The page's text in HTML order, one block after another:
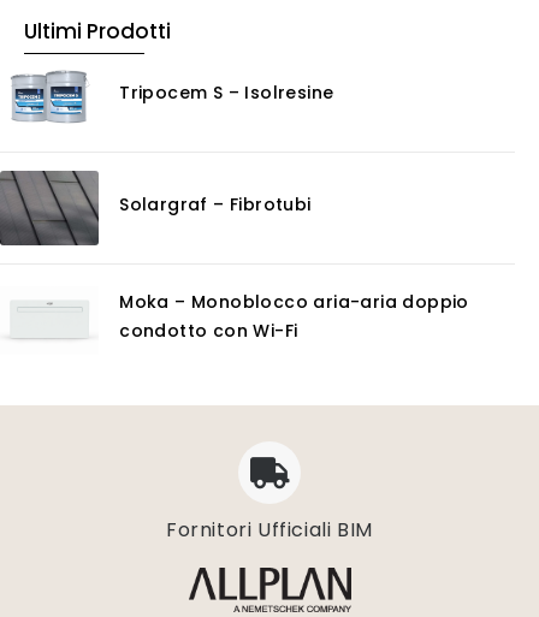
Ultimi Prodotti
Tripocem S – Isolresine
Solargraf – Fibrotubi
Moka – Monoblocco aria-aria doppio
condotto con Wi-Fi
Fornitori Ufficiali BIM